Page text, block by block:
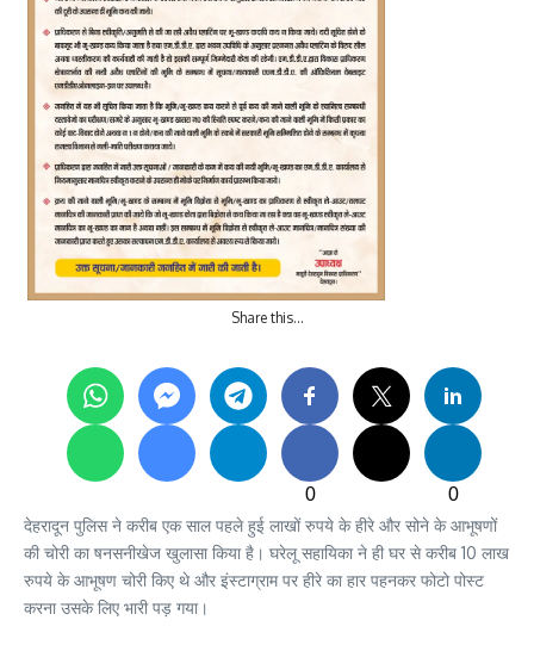
Share this…
0
0
देहरादून पुलिस ने करीब एक साल पहले हुई लाखों रुपये के हीरे और सोने के आभूषणों
की चोरी का षनसनीखेज खुलासा किया है। घरेलू सहायिका ने ही घर से करीब 10 लाख
रुपये के आभूषण चोरी किए थे और इंस्टाग्राम पर हीरे का हार पहनकर फोटो पोस्ट
करना उसके लिए भारी पड़ गया।